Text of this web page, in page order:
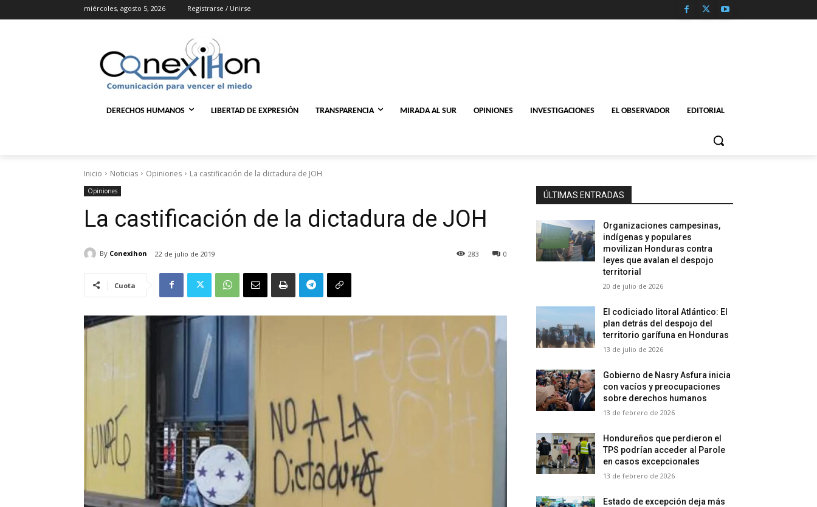
miércoles, agosto 5, 2026 Registrarse / Unirse
DERECHOS HUMANOS LIBERTAD DE EXPRESIÓN TRANSPARENCIA MIRADA AL SUR OPINIONES INVESTIGACIONES EL OBSERVADOR EDITORIAL
Inicio Noticias Opiniones La castificación de la dictadura de JOH
Opiniones
La castificación de la dictadura de JOH
By Conexihon 22 de julio de 2019 0
283
Cuota
ÚLTIMAS ENTRADAS
Organizaciones campesinas,
indígenas y populares
movilizan Honduras contra
leyes que avalan el despojo
territorial
20 de julio de 2026
El codiciado litoral Atlántico: El
plan detrás del despojo del
territorio garífuna en Honduras
13 de julio de 2026
Gobierno de Nasry Asfura inicia
con vacíos y preocupaciones
sobre derechos humanos
13 de febrero de 2026
Hondureños que perdieron el
TPS podrían acceder al Parole
en casos excepcionales
13 de febrero de 2026
Estado de excepción deja más